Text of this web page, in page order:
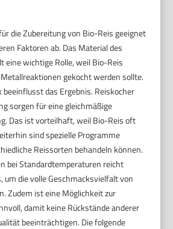
die Zubereitung von Bio-Reis geeignet
Faktoren ab. Das Material des
eine wichtige Rolle, weil Bio-Reis
gekocht werden sollte.
beeinflusst das Ergebnis. Reiskocher
sorgen für eine gleichmäßige
Das ist vorteilhaft, weil Bio-Reis oft
sind spezielle Programme
Reissorten behandeln können.
bei Standardtemperaturen reicht
um die volle Geschmacksvielfalt von
Zudem ist eine Möglichkeit zur
damit keine Rückstände anderer
beeinträchtigen. Die folgende